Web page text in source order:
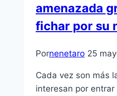
amenazada
fichar por su
Pornenetaro 25
Cada vez son más
interesan por